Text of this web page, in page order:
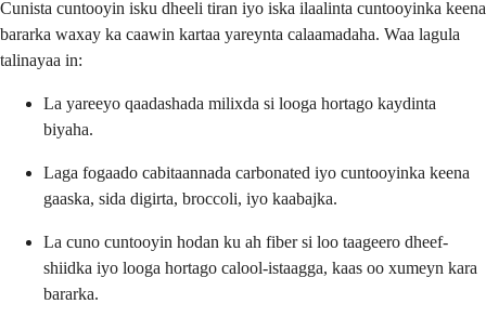
Cunista cuntooyin isku dheeli tiran iyo iska ilaalinta cuntooyinka keena
bararka waxay ka caawin kartaa yareynta calaamadaha. Waa lagula
talinayaa in:
La yareeyo qaadashada milixda si looga hortago kaydinta
biyaha.
Laga fogaado cabitaannada carbonated iyo cuntooyinka keena
gaaska, sida digirta, broccoli, iyo kaabajka.
La cuno cuntooyin hodan ku ah fiber si loo taageero dheef-
shiidka iyo looga hortago calool-istaagga, kaas oo xumeyn kara
bararka.